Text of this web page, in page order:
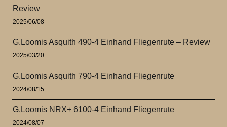
Review
2025/06/08
G.Loomis Asquith 490-4 Einhand Fliegenrute – Review
2025/03/20
G.Loomis Asquith 790-4 Einhand Fliegenrute
2024/08/15
G.Loomis NRX+ 6100-4 Einhand Fliegenrute
2024/08/07